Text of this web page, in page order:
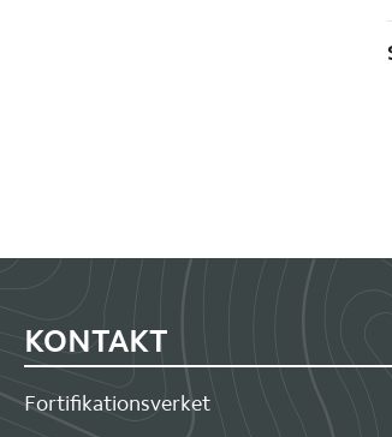
Sidfot
KONTAKT
Fortifikationsverket